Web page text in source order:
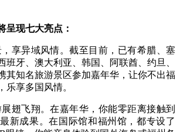
呈现七大亮点：
享异域风情。截至目前，已有希腊、塞
班牙、澳大利亚、韩国、阿联酋、约旦、
其知名旅游景区参加嘉年华，让你不出福
乐享多国风情。
翅飞翔。在嘉年华，你能零距离接触到
新成果。在国际馆和福州馆，都专设了